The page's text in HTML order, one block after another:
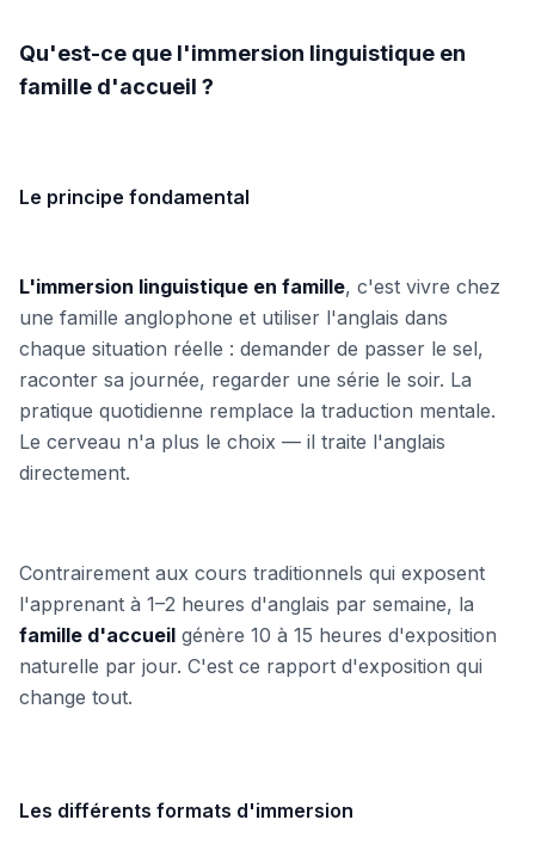
Qu'est-ce que l'immersion linguistique en
famille d'accueil ?
Le principe fondamental
L'immersion linguistique en famille, c'est vivre chez
une famille anglophone et utiliser l'anglais dans
chaque situation réelle : demander de passer le sel,
raconter sa journée, regarder une série le soir. La
pratique quotidienne remplace la traduction mentale.
Le cerveau n'a plus le choix — il traite l'anglais
directement.
Contrairement aux cours traditionnels qui exposent
l'apprenant à 1–2 heures d'anglais par semaine, la
famille d'accueil génère 10 à 15 heures d'exposition
naturelle par jour. C'est ce rapport d'exposition qui
change tout.
Les différents formats d'immersion